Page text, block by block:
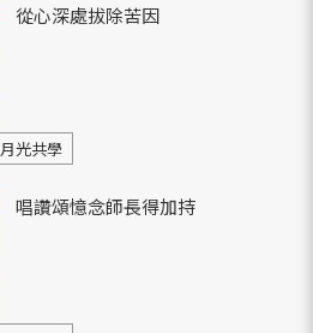
從心深處拔除苦因
月光共學
唱讚頌憶念師長得加持